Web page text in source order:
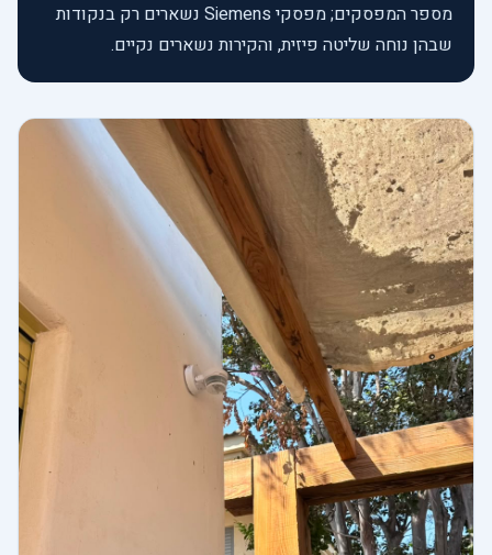
מספר המפסקים; מפסקי Siemens נשארים רק בנקודות
שבהן נוחה שליטה פיזית, והקירות נשארים נקיים.